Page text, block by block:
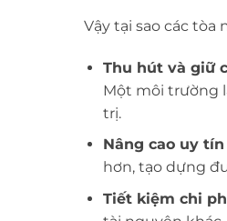
Vậy tại sao các tòa
Thu hút và giữ
Một môi trường
trị.
Nâng cao uy
hơn, tạo dựng
Tiết kiệm chi